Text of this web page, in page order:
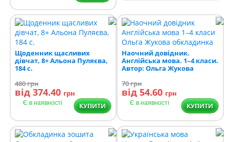
Щоденник щасливих
дівчат, 8+ Альона Пуляєва,
184 с.
480грн
від 374.40 грн
Є в наявності КУПИТИ
Наочний довідник.
Англійська мова. 1–4 класи.
Автор: Ольга Жукова
70грн
від 54.60 грн
Є в наявності КУПИТИ